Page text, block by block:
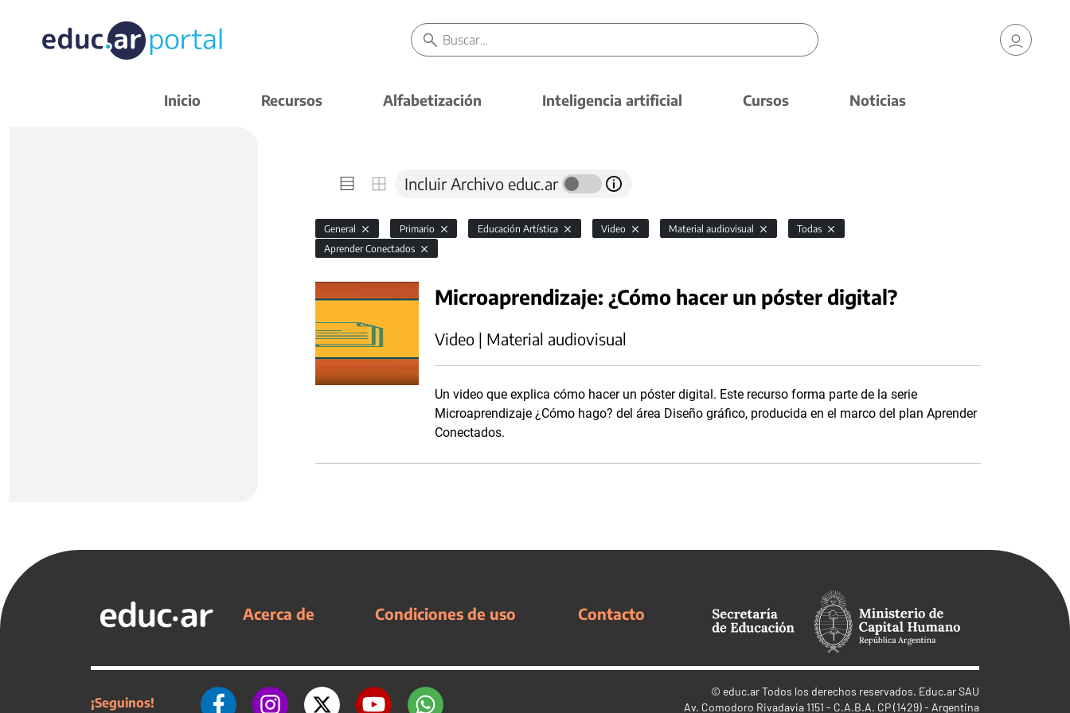
Inicio Recursos Alfabetización Inteligencia artificial Cursos Noticias
Incluir Archivo educ.ar
General Primario Educación Artística Video Material audiovisual
Todas
Aprender Conectados
Microaprendizaje: ¿Cómo hacer un póster digital?
Video | Material audiovisual
Un video que explica cómo hacer un póster digital. Este recurso forma parte de la serie
Microaprendizaje ¿Cómo hago? del área Diseño gráfico, producida en el marco del plan Aprender
Conectados.
Acerca de Condiciones de uso Contacto
¡Seguinos!
© educ.arTodos los derechos reservados. Educ.ar SAU
Av. Comodoro Rivadavia 1151 - C.A.B.A. CP (1429) - Argentina